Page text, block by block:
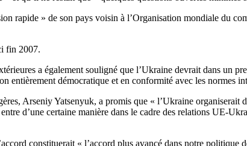
rapide » de son pays voisin à l’Organisation mondiale du
fin 2007.
a également souligné que l’Ukraine devrait dans un
entièrement démocratique et en conformité avec les normes
Arseniy Yatsenyuk, a promis que « l’Ukraine
d’une certaine manière dans le cadre des relations UE-
constituerait « l’accord plus avancé dans notre